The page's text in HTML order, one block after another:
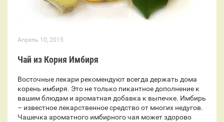
Апрель 10, 2015
Чай из Корня Имбиря
Восточные лекари рекомендуют всегда держать дома
корень имбиря. Это не только пикантное дополнение к
вашим блюдам и ароматная добавка к выпечке. Имбирь
– известное лекарственное средство от многих недугов.
Чашечка ароматного имбирного чая может здорово